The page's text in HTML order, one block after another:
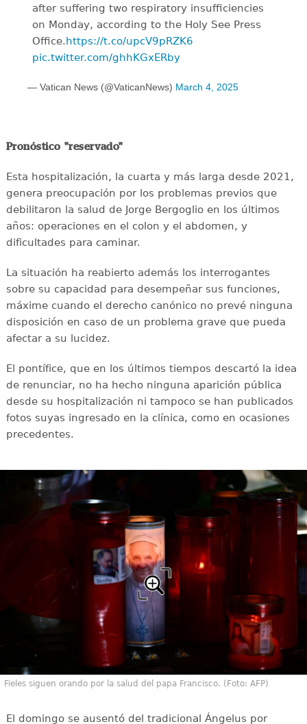
after suffering two respiratory insufficiencies
on Monday, according to the Holy See Press
Office.https://t.co/upcV9pRZK6
pic.twitter.com/ghhKGxERby
— Vatican News (@VaticanNews) March 4, 2025
Pronóstico "reservado"
Esta hospitalización, la cuarta y más larga desde 2021,
genera preocupación por los problemas previos que
debilitaron la salud de Jorge Bergoglio en los últimos
años: operaciones en el colon y el abdomen, y
dificultades para caminar.
La situación ha reabierto además los interrogantes
sobre su capacidad para desempeñar sus funciones,
máxime cuando el derecho canónico no prevé ninguna
disposición en caso de un problema grave que pueda
afectar a su lucidez.
El pontífice, que en los últimos tiempos descartó la idea
de renunciar, no ha hecho ninguna aparición pública
desde su hospitalización ni tampoco se han publicados
fotos suyas ingresado en la clínica, como en ocasiones
precedentes.
Fieles siguen orando por la salud del papa Francisco. (Foto: AFP)
El domingo se ausentó del tradicional Ángelus por